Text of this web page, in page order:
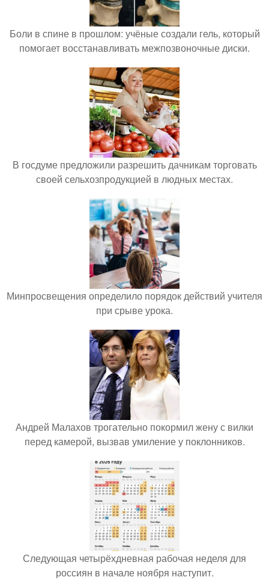
Боли в спине в прошлом: учёные создали гель, который
помогает восстанавливать межпозвоночные диски.
В госдуме предложили разрешить дачникам торговать
своей сельхозпродукцией в людных местах.
Минпросвещения определило порядок действий учителя
при срыве урока.
Андрей Малахов трогательно покормил жену с вилки
перед камерой, вызвав умиление у поклонников.
Следующая четырёхдневная рабочая неделя для
россиян в начале ноября наступит.